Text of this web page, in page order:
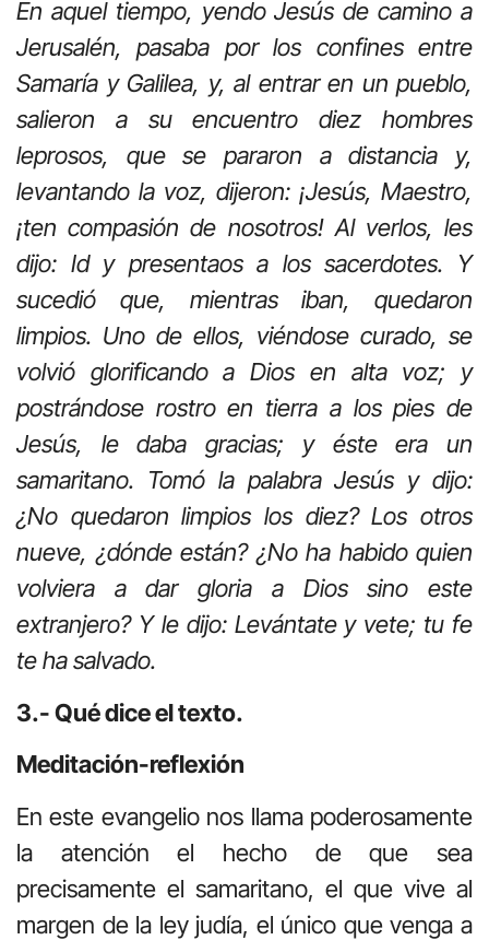
En aquel tiempo, yendo Jesús de camino a
Jerusalén, pasaba por los confines entre
Samaría y Galilea, y, al entrar en un pueblo,
salieron a su encuentro diez hombres
leprosos, que se pararon a distancia y,
levantando la voz, dijeron: ¡Jesús, Maestro,
¡ten compasión de nosotros! Al verlos, les
dijo: Id y presentaos a los sacerdotes. Y
sucedió que, mientras iban, quedaron
limpios. Uno de ellos, viéndose curado, se
volvió glorificando a Dios en alta voz; y
postrándose rostro en tierra a los pies de
Jesús, le daba gracias; y éste era un
samaritano. Tomó la palabra Jesús y dijo:
¿No quedaron limpios los diez? Los otros
nueve, ¿dónde están? ¿No ha habido quien
volviera a dar gloria a Dios sino este
extranjero? Y le dijo: Levántate y vete; tu fe
te ha salvado.
3.- Qué dice el texto.
Meditación-reflexión
En este evangelio nos llama poderosamente
la atención el hecho de que sea
precisamente el samaritano, el que vive al
margen de la ley judía, el único que venga a